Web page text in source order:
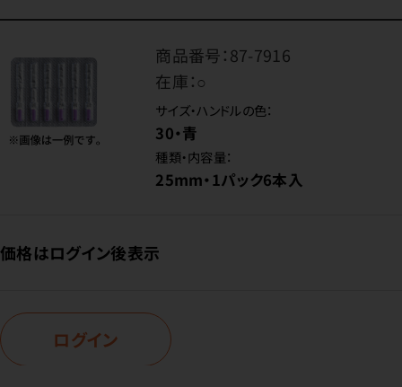
商品番号：87-7916
在庫：○
サイズ・ハンドルの色：
30・青
種類・内容量：
25mm・1パック6本入
価格はログイン後表示
ログイン